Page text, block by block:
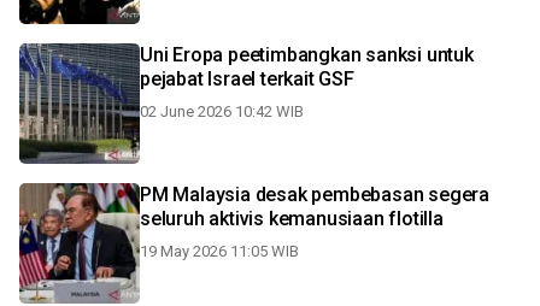
Uni Eropa peetimbangkan sanksi untuk
pejabat Israel terkait GSF
02 June 2026 10:42 WIB
PM Malaysia desak pembebasan segera
seluruh aktivis kemanusiaan flotilla
19 May 2026 11:05 WIB